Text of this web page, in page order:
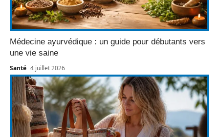
Médecine ayurvédique : un guide pour débutants vers
une vie saine
Santé 4 juillet 2026